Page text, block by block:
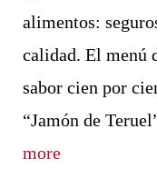
alimentos:
calidad. El menú
sabor cien por
“Jamón de
more